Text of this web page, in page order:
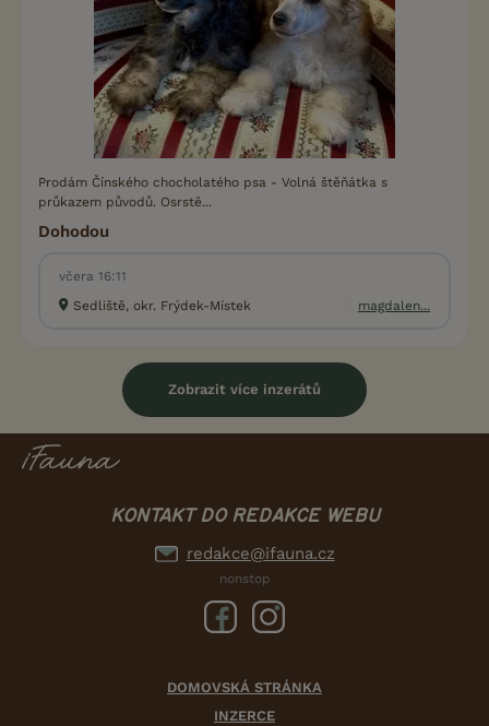
Prodám Čínského chocholatého psa - Volná štěňátka s
průkazem původů. Osrstě...
Dohodou
včera 16:11
Sedliště, okr. Frýdek-Místek
magdalen...
Zobrazit více inzerátů
KONTAKT DO REDAKCE WEBU
redakce@ifauna.cz
nonstop
DOMOVSKÁ STRÁNKA
INZERCE